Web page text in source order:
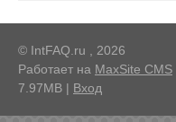
© IntFAQ.ru , 2026
Работает на MaxSite CMS
7.97MB | Вход